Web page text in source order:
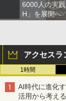
6000人の実
H」を展開へ
アクセスラ
1時間
AI時代に進化
活用から考え